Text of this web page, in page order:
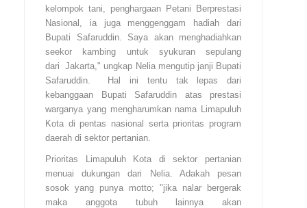
kelompok tani, penghargaan Petani Berprestasi
Nasional, ia juga menggenggam hadiah dari
Bupati Safaruddin. Saya akan menghadiahkan
seekor kambing untuk syukuran sepulang
dari Jakarta," ungkap Nelia mengutip janji Bupati
Safaruddin. Hal ini tentu tak lepas dari
kebanggaan Bupati Safaruddin atas prestasi
warganya yang mengharumkan nama Limapuluh
Kota di pentas nasional serta prioritas program
daerah di sektor pertanian.
Prioritas Limapuluh Kota di sektor pertanian
menuai dukungan dari Nelia. Adakah pesan
sosok yang punya motto; "jika nalar bergerak
maka anggota tubuh lainnya akan